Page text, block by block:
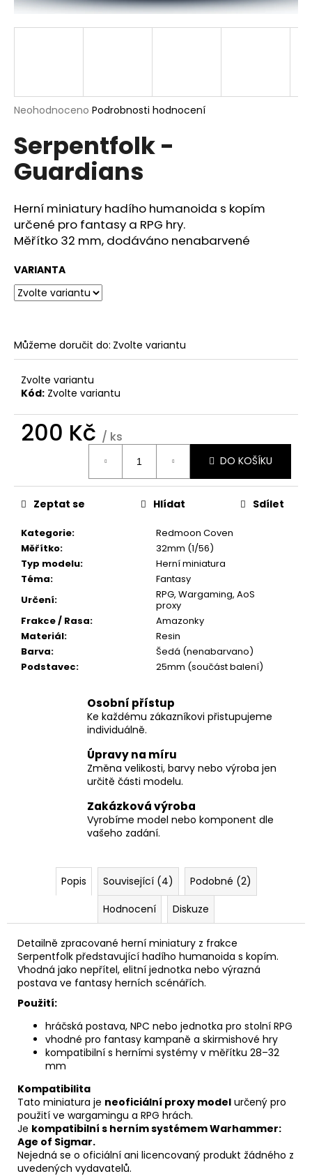
Průměrné
produktu
je
0,0
z
hvězdiček.
Neohodnoceno Podrobnosti hodnocení
Serpentfolk -
Guardians
Herní miniatury hadího humanoida s kopím
určené pro fantasy a RPG hry.
Měřítko 32 mm, dodáváno nenabarvené
VARIANTA
Můžeme doručit do: Zvolte variantu
Zvolte variantu
Kód: Zvolte variantu
200 Kč / ks
DO KOŠÍKU
Kategorie:
Redmoon Coven
Měřítko:
32mm (1/56)
Typ modelu:
Herní miniatura
Téma:
Fantasy
Určení:
RPG, Wargaming, AoS
proxy
Frakce / Rasa:
Amazonky
Materiál:
Resin
Barva:
Šedá (nenabarvano)
Podstavec: 25mm (součást balení)
Zeptat se Hlídat Sdílet
Osobní přístup
Ke každému zákazníkovi přistupujeme
individuálně.
Úpravy na míru
Změna velikosti, barvy nebo výroba jen
určitě části modelu.
Zakázková výroba
Vyrobíme model nebo komponent dle
vašeho zadání.
Popis Související (4)
Podobné (2)
Hodnocení
Diskuze
Detailně zpracované herní miniatury z frakce
Serpentfolk představující hadího humanoida s kopím.
Vhodná jako nepřítel, elitní jednotka nebo výrazná
postava ve fantasy herních scénářích.
Použití:
hráčská postava, NPC nebo jednotka pro stolní RPG
vhodné pro fantasy kampaně a skirmishové hry
kompatibilní s herními systémy v měřítku 28–32
mm
Kompatibilita
Tato miniatura je neoficiální proxy model určený pro
použití ve wargamingu a RPG hrách.
Je kompatibilní s herním systémem Warhammer:
Age of Sigmar.
Nejedná se o oficiální ani licencovaný produkt žádného z
uvedených vydavatelů.
j
?
D
o
o
r
u
j
e
m
e